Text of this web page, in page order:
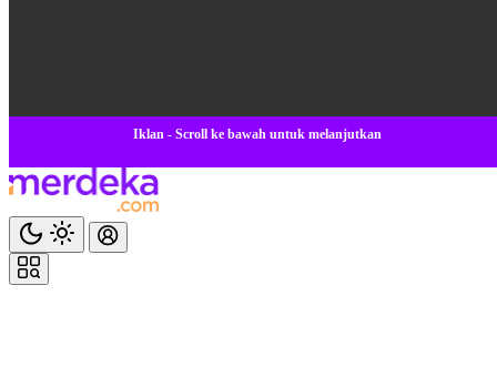
Iklan - Scroll ke bawah untuk melanjutkan